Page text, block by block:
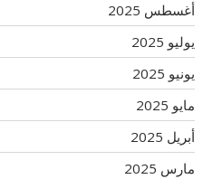
أغسطس 2025
يوليو 2025
يونيو 2025
مايو 2025
أبريل 2025
مارس 2025